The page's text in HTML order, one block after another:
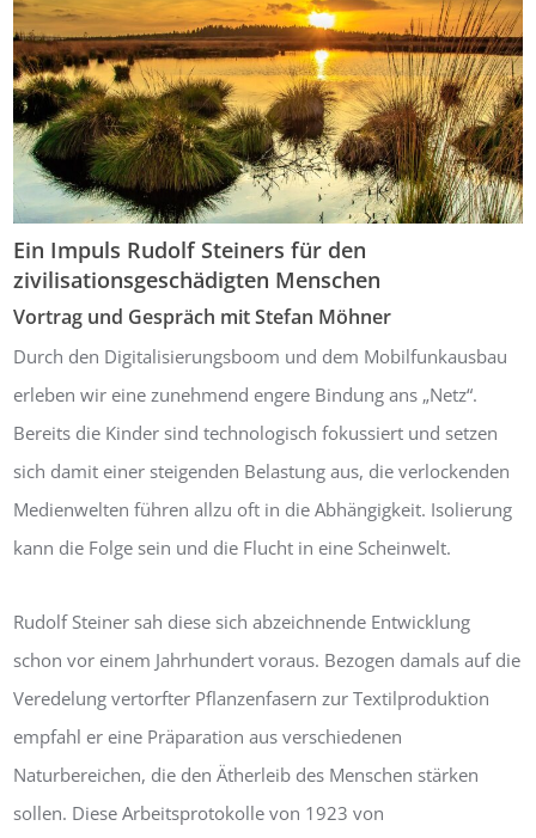
Ein Impuls Rudolf Steiners für den
zivilisationsgeschädigten Menschen
Vortrag und Gespräch mitStefan Möhner
Durch den Digitalisierungsboom und dem Mobilfunkausbau
erleben wir eine zu­nehmend engere Bindung ans „Netz“.
Bereits die Kinder sind technologisch fokus­siert und setzen
sich damit einer steigenden Belastung aus, die verlockenden
Me­dienwelten führen allzu oft in die Abhängigkeit. Isolierung
kann die Folge sein und die Flucht in eine Scheinwelt.
Rudolf Steiner sah diese sich abzeichnende Entwicklung
schon vor einem Jahrhun­dert voraus. Bezogen damals auf die
Veredelung vertorfter Pflanzenfasern zur Tex­tilproduktion
empfahl er eine Präparation aus verschiedenen
Naturbereichen, die den Ätherleib des Menschen stärken
sollen. Diese Arbeitsprotokolle von 1923 von